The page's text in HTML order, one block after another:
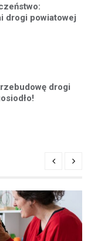
drogi powiatowej
drogi